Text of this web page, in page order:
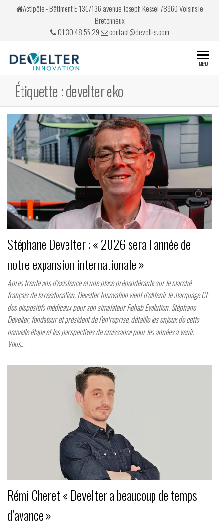
Actipôle - Bâtiment E 130/136 avenue Joseph Kessel 78960 Voisins le
Bretonneux
01 30 48 55 29
contact@develter.com
de conduite
MENU
Étiquette :develter eko
Stéphane Develter : « 2026 sera l’année de
notre expansion internationale »
Après trente ans d’existence et une place prépondérante sur le marché
français de la rééducation, Develter Innovation vient d’obtenir le marquage CE
des dispositifs médicaux pour son simulateur Rehab Evolution. Stéphane
Develter, fondateur et président de l’entreprise, détaille les enjeux de cette
nouvelle étape et les perspectives de croissance pour les années à venir.
Vous…
Rémi Cheret « Develter a beaucoup de temps
d’avance »